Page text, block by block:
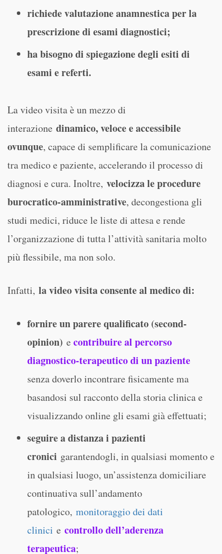
richiede valutazione anamnestica per la
prescrizione di esami diagnostici;
ha bisogno di spiegazione degli esiti di
esami e referti.
La video visita è un mezzo di
interazione dinamico, veloce e accessibile
ovunque, capace di semplificare la comunicazione
tra medico e paziente, accelerando il processo di
diagnosi e cura. Inoltre, velocizza le procedure
burocratico-amministrative, decongestiona gli
studi medici, riduce le liste di attesa e rende
l’organizzazione di tutta l’attività sanitaria molto
più flessibile, ma non solo.
Infatti, la video visita consente al medico di:
fornire un parere qualificato (second-
opinion) e contribuire al percorso
diagnostico-terapeutico di un paziente
senza doverlo incontrare fisicamente ma
basandosi sul racconto della storia clinica e
visualizzando online gli esami già effettuati;
seguire a distanza i pazienti
cronici garantendogli, in qualsiasi momento e
in qualsiasi luogo, un’assistenza domiciliare
continuativa sull’andamento
patologico, monitoraggio dei dati
clinici e controllo dell’aderenza
terapeutica;